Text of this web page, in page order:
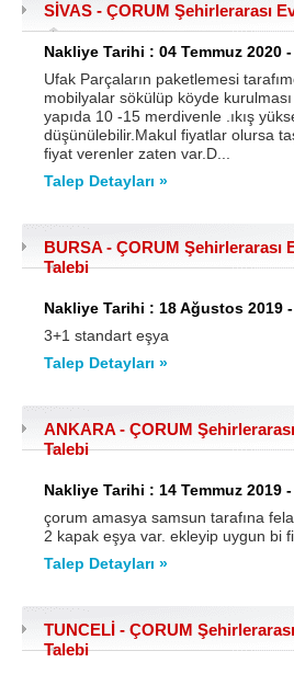
Samsun Siirt
Şanlıurfa Şırnak
Tekirdağ Tokat
Trabzon
Uşak
Yalova Yozgat
Zonguldak
MÜŞTERİ TALEPLERİ
DEFTER
SİVAS - ÇORUM Şehirlerarası
Nakliye Tarihi : 04 Temmuz 2020
Ufak Parçaların paketlemesi
mobilyalar sökülüp köyde
yapıda 10 -15 merdivenle .ıkış
düşünülebilir.Makul fiyatlar olursa
fiyat verenler zaten var.D...
Talep Detayları »
BURSA - ÇORUM Şehirlerarası
Talebi
Nakliye Tarihi : 18 Ağustos 2019
3+1 standart eşya
Talep Detayları »
ANKARA - ÇORUM
Talebi
Nakliye Tarihi : 14 Temmuz 2019
çorum amasya samsun tarafına
2 kapak eşya var. ekleyip uygun bi
Talep Detayları »
TUNCELİ - ÇORUM
Talebi